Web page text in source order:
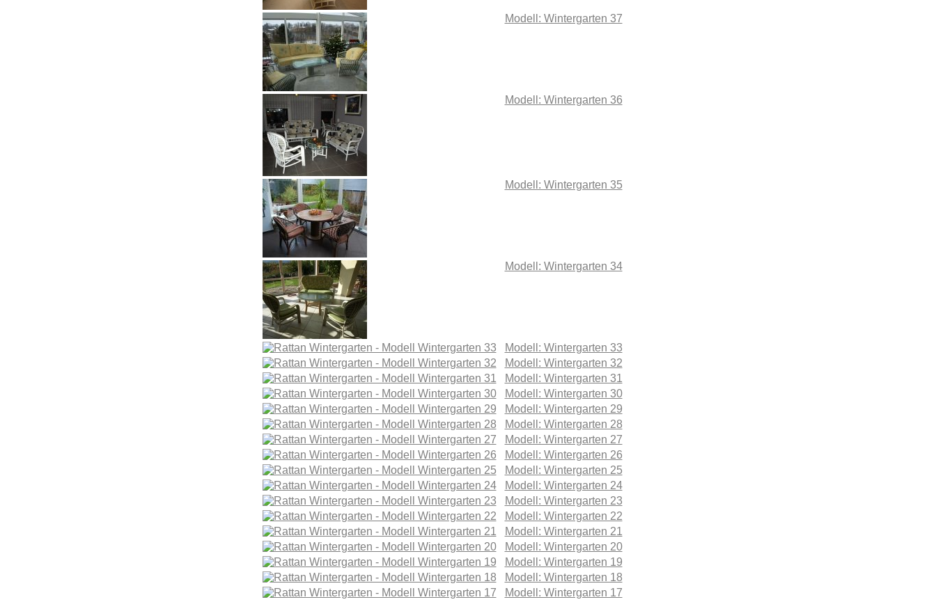
Modell: Wintergarten 37
Modell: Wintergarten 36
Modell: Wintergarten 35
Modell: Wintergarten 34
Modell: Wintergarten 33
Modell: Wintergarten 32
Modell: Wintergarten 31
Modell: Wintergarten 30
Modell: Wintergarten 29
Modell: Wintergarten 28
Modell: Wintergarten 27
Modell: Wintergarten 26
Modell: Wintergarten 25
Modell: Wintergarten 24
Modell: Wintergarten 23
Modell: Wintergarten 22
Modell: Wintergarten 21
Modell: Wintergarten 20
Modell: Wintergarten 19
Modell: Wintergarten 18
Modell: Wintergarten 17